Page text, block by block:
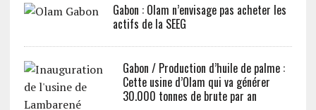
Gabon : Olam n’envisage pas acheter les
actifs de la SEEG
Gabon / Production d’huile de palme :
Cette usine d’Olam qui va générer
30.000 tonnes de brute par an